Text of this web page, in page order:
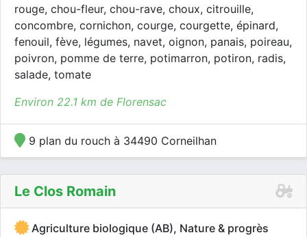
rouge, chou-fleur, chou-rave, choux, citrouille,
concombre, cornichon, courge, courgette, épinard,
fenouil, fève, légumes, navet, oignon, panais, poireau,
poivron, pomme de terre, potimarron, potiron, radis,
salade, tomate
Environ 22.1 km de Florensac
9 plan du rouch à 34490 Corneilhan
Le Clos Romain
Agriculture biologique (AB), Nature & progrès